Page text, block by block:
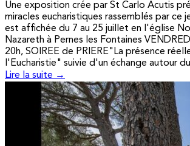
Une exposition crée par St Carlo Acutis
miracles eucharistiques rassemblés par ce
est affichée du 7 au 25 juillet en l'église
Nazareth à Pernes les Fontaines
20h, SOIREE de PRIERE"La présence
l'Eucharistie" suivie d'un échange autour
Lire la suite →